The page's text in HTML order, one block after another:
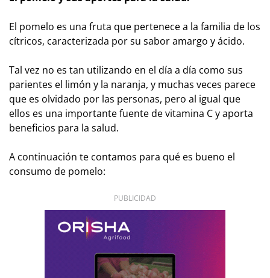
El pomelo es una fruta que pertenece a la familia de los
cítricos, caracterizada por su sabor amargo y ácido.
Tal vez no es tan utilizando en el día a día como sus
parientes el limón y la naranja, y muchas veces parece
que es olvidado por las personas, pero al igual que
ellos es una importante fuente de vitamina C y aporta
beneficios para la salud.
A continuación te contamos para qué es bueno el
consumo de pomelo:
PUBLICIDAD